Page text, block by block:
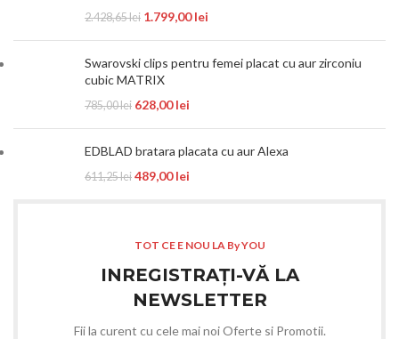
2.428,65lei 1.799,00lei
Swarovski clips pentru femei placat cu aur zirconiu
cubic MATRIX
785,00lei 628,00lei
EDBLAD bratara placata cu aur Alexa
611,25lei 489,00lei
TOT CE E NOU LA By YOU
INREGISTRAȚI-VĂ LA
NEWSLETTER
Fii la curent cu cele mai noi Oferte si Promotii.